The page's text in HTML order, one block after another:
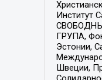
Институт
ГРУПА,
Эстонии,
Швеции,